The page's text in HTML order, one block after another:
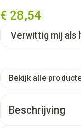
€ 28,54
Verwittig mij als
Bekijk alle
Beschrijving